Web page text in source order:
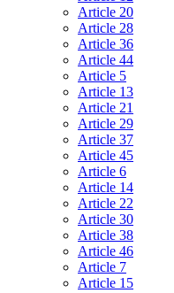
Article 20
Article 28
Article 36
Article 44
Article 5
Article 13
Article 21
Article 29
Article 37
Article 45
Article 6
Article 14
Article 22
Article 30
Article 38
Article 46
Article 7
Article 15